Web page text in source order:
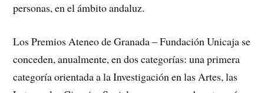
personas, en el ámbito andaluz.
Los Premios Ateneo de Granada – Fundación Unicaja se
conceden, anualmente, en dos categorías: una primera
categoría orientada a la Investigación en las Artes, las